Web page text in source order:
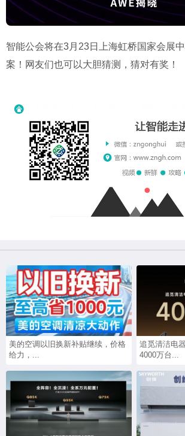
智能公会将在3月23日上海虹桥国家会展
案！网友们也可以大胆猜测，猜对有奖！
美的空调以旧换新补贴继续，价格
给力，...
追觅清洁电
4000万台...